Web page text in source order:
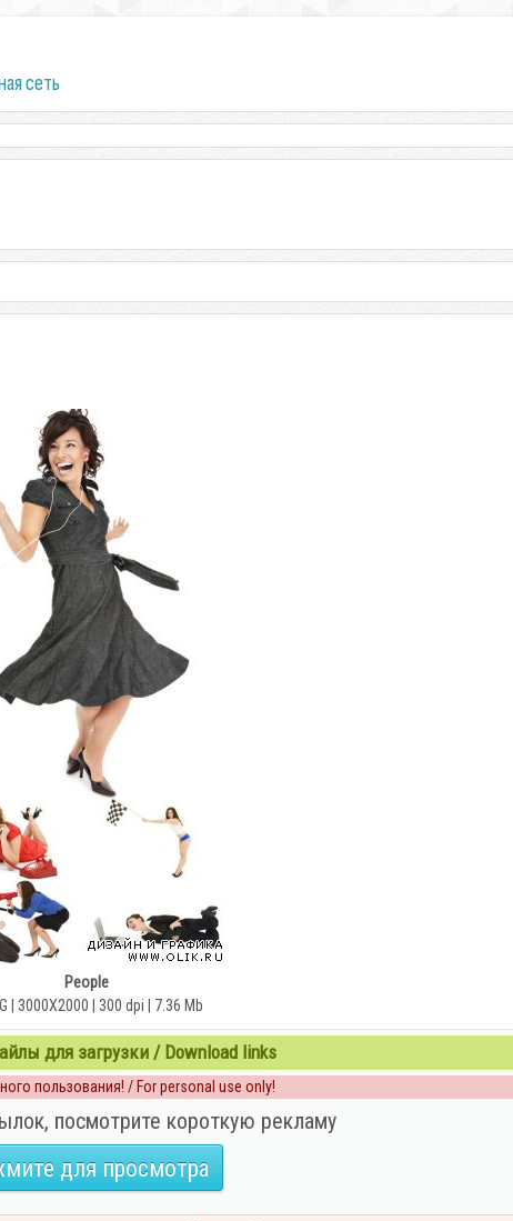
сеть
People
| 3000X2000 | 300 dpi | 7.36 Mb
для загрузки / Download links
пользования! / For personal use only!
посмотрите короткую рекламу
для просмотра